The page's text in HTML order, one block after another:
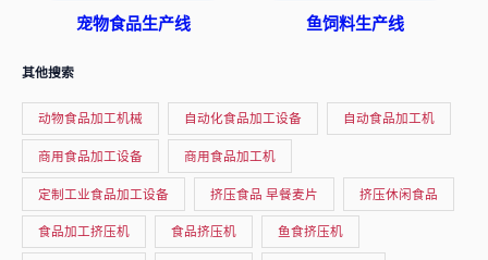
宠物食品生产线 鱼饲料生产线
其他搜索
动物食品加工机械 自动化食品加工设备 自动食品加工机
商用食品加工设备 商用食品加工机
定制工业食品加工设备 挤压食品 早餐麦片 挤压休闲食品
食品加工挤压机 食品挤压机 鱼食挤压机